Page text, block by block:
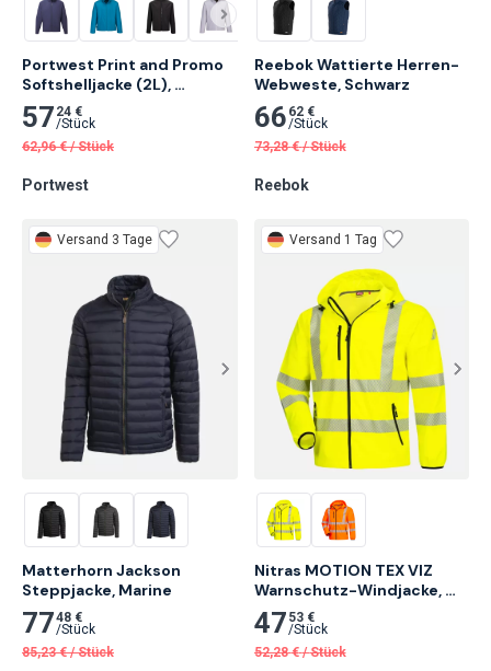
Portwest Print and Promo
Softshelljacke (2L),
Schwarz
57 24 €
/Stück
62,96 € /Stück
Portwest
Reebok Wattierte Herren-
Webweste, Schwarz
66 62 €
/Stück
73,28 € /Stück
Reebok
Versand 3 Tage
Matterhorn Jackson
Steppjacke, Marine
7748 €
/Stück
85,23 € /Stück
Versand 1 Tag
Nitras MOTION TEX VIZ
Warnschutz-Windjacke,
Neongelb
47 53 €
/Stück
52,28 € /Stück